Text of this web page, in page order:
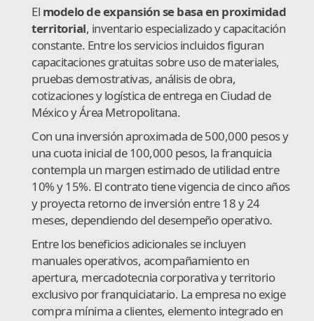
El modelo de expansión se basa en proximidad
territorial, inventario especializado y capacitación
constante. Entre los servicios incluidos figuran
capacitaciones gratuitas sobre uso de materiales,
pruebas demostrativas, análisis de obra,
cotizaciones y logística de entrega en Ciudad de
México y Área Metropolitana.
Con una inversión aproximada de 500,000 pesos y
una cuota inicial de 100,000 pesos, la franquicia
contempla un margen estimado de utilidad entre
10% y 15%. El contrato tiene vigencia de cinco años
y proyecta retorno de inversión entre 18 y 24
meses, dependiendo del desempeño operativo.
Entre los beneficios adicionales se incluyen
manuales operativos, acompañamiento en
apertura, mercadotecnia corporativa y territorio
exclusivo por franquiciatario. La empresa no exige
compra mínima a clientes, elemento integrado en